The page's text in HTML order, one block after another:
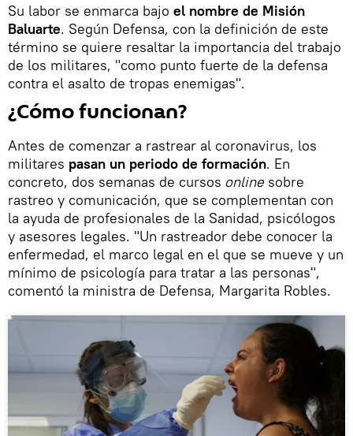
Su labor se enmarca bajo el nombre de Misión
Baluarte. Según Defensa, con la definición de este
término se quiere resaltar la importancia del trabajo
de los militares, "como punto fuerte de la defensa
contra el asalto de tropas enemigas".
¿Cómo funcionan?
Antes de comenzar a rastrear al coronavirus, los
militares pasan un periodo de formación. En
concreto, dos semanas de cursos onlinesobre
rastreo y comunicación, que se complementan con
la ayuda de profesionales de la Sanidad, psicólogos
y asesores legales. "Un rastreador debe conocer la
enfermedad, el marco legal en el que se mueve y un
mínimo de psicología para tratar a las personas",
comentó la ministra de Defensa, Margarita Robles.